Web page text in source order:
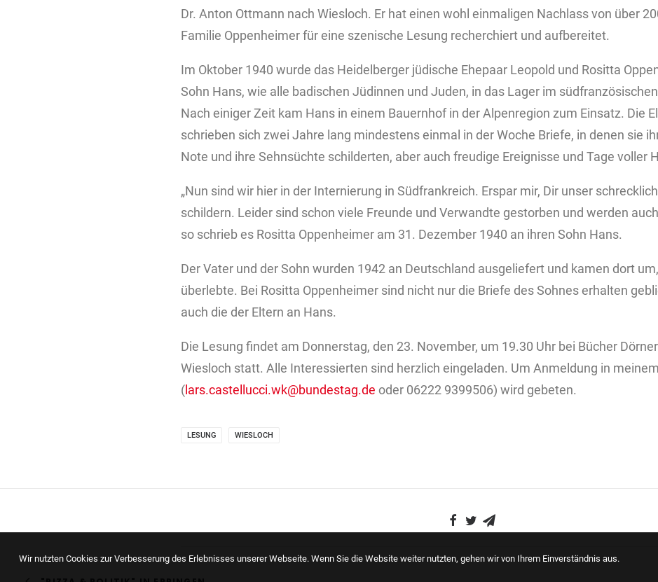
Dr. Anton Ottmann nach Wiesloch. Er hat einen wohl einmaligen Nachlass von über
Familie Oppenheimer für eine szenische Lesung recherchiert und aufbereitet.
Im Oktober 1940 wurde das Heidelberger jüdische Ehepaar Leopold und Rositta
Sohn Hans, wie alle badischen Jüdinnen und Juden, in das Lager im
Nach einiger Zeit kam Hans in einem Bauernhof in der Alpenregion zum Einsatz. Die
schrieben sich zwei Jahre lang mindestens einmal in der Woche Briefe, in denen sie
Note und ihre Sehnsüchte schilderten, aber auch freudige Ereignisse und Tage voller
„Nun sind wir hier in der Internierung in Südfrankreich. Erspar mir, Dir unser
schildern. Leider sind schon viele Freunde und Verwandte gestorben und werden
so schrieb es Rositta Oppenheimer am 31. Dezember 1940 an ihren Sohn Hans.
Der Vater und der Sohn wurden 1942 an Deutschland ausgeliefert und kamen dort
überlebte. Bei Rositta Oppenheimer sind nicht nur die Briefe des Sohnes erhalten
auch die der Eltern an Hans.
Die Lesung findet am Donnerstag, den 23. November, um 19.30 Uhr bei Bücher
Wiesloch statt. Alle Interessierten sind herzlich eingeladen. Um Anmeldung in
( lars.castellucci.wk@bundestag.de oder 06222 9399506) wird gebeten.
LESUNG WIESLOCH
Wir nutzten Cookies zur Verbesserung des Erlebnisses unserer Webseite. Wenn Sie die Website weiter nutzten, gehen wir von Ihrem Einverständnis aus.